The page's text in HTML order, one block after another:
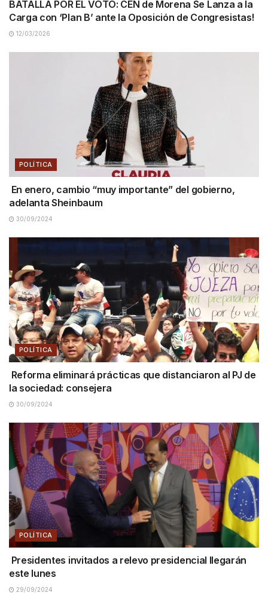
BATALLA POR EL VOTO: CEN de Morena Se Lanza a la
Carga con ‘Plan B’ ante la Oposición de Congresistas!
12/03/2026
POLÍTICA
En enero, cambio “muy importante” del gobierno,
adelanta Sheinbaum
30/09/2024
POLÍTICA
Reforma eliminará prácticas que distanciaron al PJ de
la sociedad: consejera
30/09/2024
POLÍTICA
Presidentes invitados a relevo presidencial llegarán
este lunes
29/09/2024